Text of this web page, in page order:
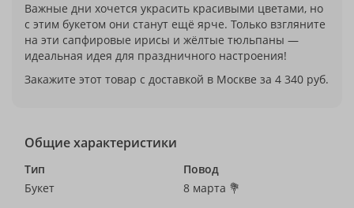
Важные дни хочется украсить красивыми цветами, но
с этим букетом они станут ещё ярче. Только взгляните
на эти сапфировые ирисы и жёлтые тюльпаны —
идеальная идея для праздничного настроения!
Закажите этот товар с доставкой в Москве за 4 340 руб.
Общие характеристики
Тип
Букет
Повод
8 марта 💐